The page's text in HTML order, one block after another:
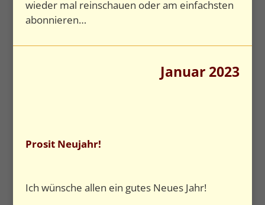
wieder mal reinschauen oder am einfachsten
abonnieren…
Januar 2023
Prosit Neujahr!
Ich wünsche allen ein gutes Neues Jahr!